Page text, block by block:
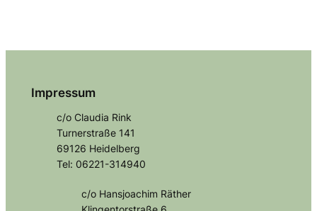
Impressum
c/o Claudia Rink
Turnerstraße 141
69126 Heidelberg
Tel: 06221-314940
c/o Hansjoachim Räther